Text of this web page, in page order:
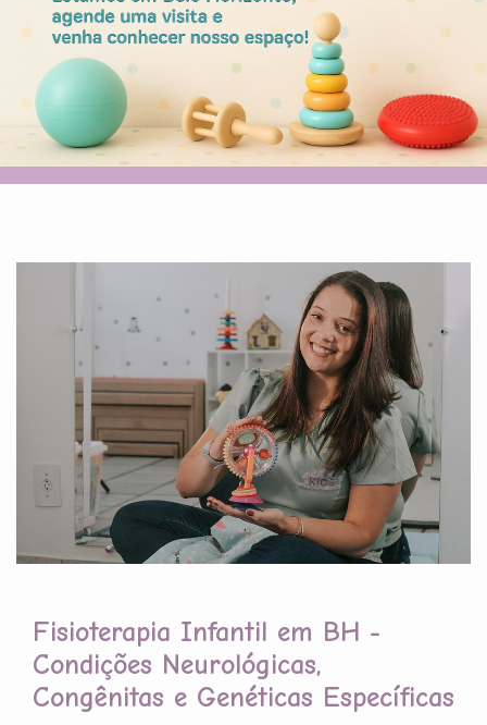
Fisioterapia Infantil em BH -
Condições Neurológicas,
Congênitas e Genéticas Específicas